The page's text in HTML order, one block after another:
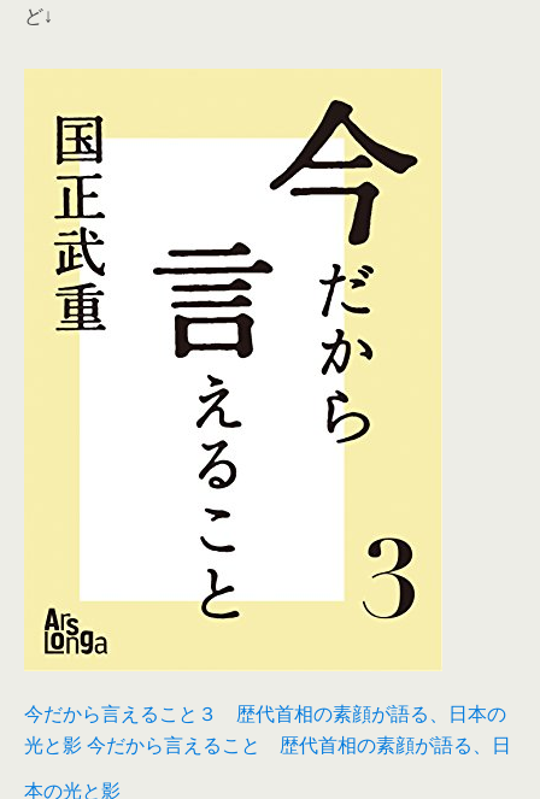
ど↓
今だから言えること３ 歴代首相の素顔が語る、日本の
光と影 今だから言えること 歴代首相の素顔が語る、日
本の光と影